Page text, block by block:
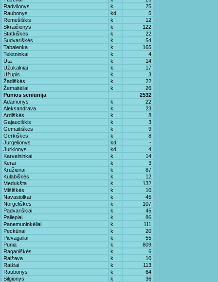
Radvilonys
k
25
Raubonys
kd
5
Remešiškis
k
12
Skraičionys
k
122
Statkiškės
k
22
Sudvariškės
k
54
Tabalenka
k
165
Telėtninkai
k
4
Ūta
k
14
Užukalniai
k
17
Užupis
k
3
Žadiškės
k
22
Žemaitėliai
k
26
Punios seniūnija
2532
Adamonys
k
22
Aleksandrava
k
23
Ardiškės
k
8
Gajauciškis
k
3
Gemaitiškės
k
9
Gerkiškės
k
8
Jurgelionys
kd
-
Jurkionys
kd
4
Karvelninkai
k
14
Kerai
k
3
Kružiūnai
k
87
Kulabiškės
k
12
Medukšta
k
132
Mišiškės
k
10
Navasiolkai
k
45
Norgeliškės
k
107
Padvariškiai
k
45
Paliepiai
k
86
Panemuninkėliai
k
111
Peckūnai
k
20
Pievagaliai
k
55
Punia
k
809
Raganiškės
k
6
Raižava
k
10
Raižiai
k
113
Raubonys
k
64
Silgionys
k
36